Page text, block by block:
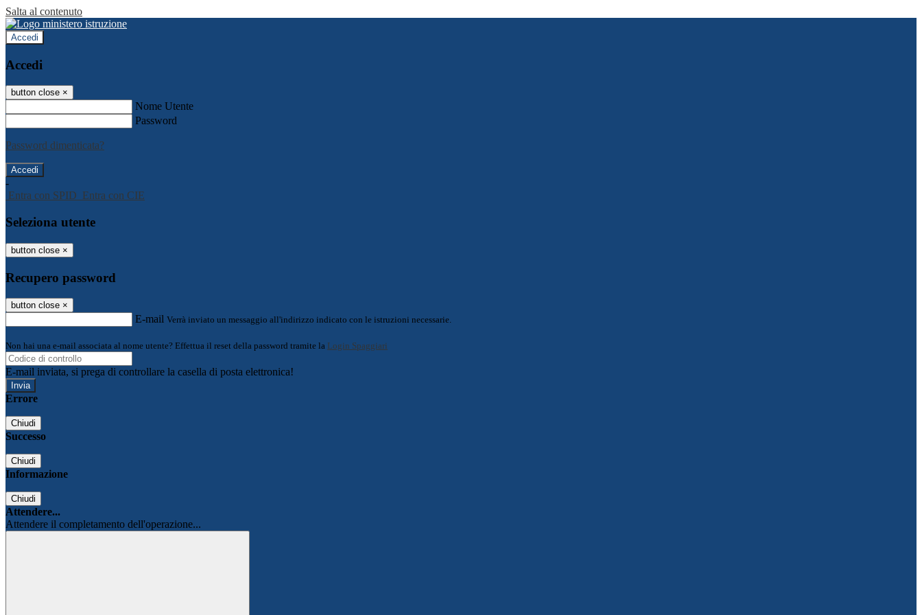
Salta al contenuto
Accedi
Accedi
button close ×
Nome Utente
Password
Password dimenticata?
-
Entra con SPID Entra con CIE
Seleziona utente
button close ×
Recupero password
button close ×
E-mail Verrà inviato un messaggio all'indirizzo indicato con le istruzioni necessarie.
Non hai una e-mail associata al nome utente? Effettua il reset della password tramite la Login Spaggiari
E-mail inviata, si prega di controllare la casella di posta elettronica!
Errore
Chiudi
Successo
Chiudi
Informazione
Chiudi
Attendere...
Attendere il completamento dell'operazione...